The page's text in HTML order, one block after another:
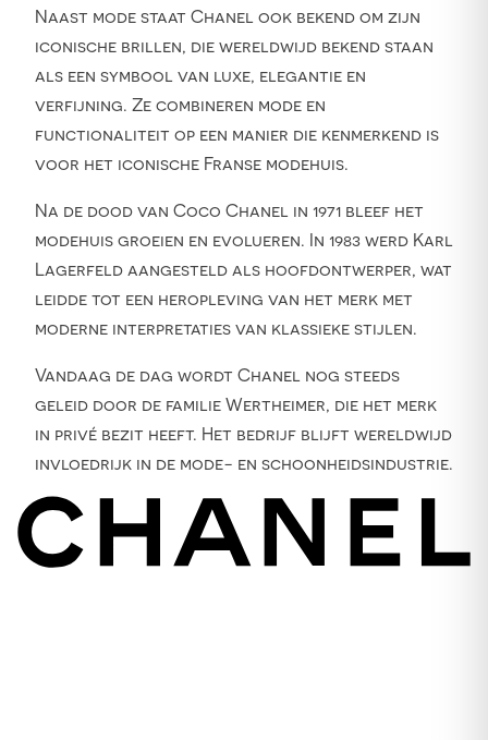
Naast mode staat Chanel ook bekend om zijn
iconische brillen, die wereldwijd bekend staan
als een symbool van luxe, elegantie en
verfijning. Ze combineren mode en
functionaliteit op een manier die kenmerkend is
voor het iconische Franse modehuis.
Na de dood van Coco Chanel in 1971 bleef het
modehuis groeien en evolueren. In 1983 werd Karl
Lagerfeld aangesteld als hoofdontwerper, wat
leidde tot een heropleving van het merk met
moderne interpretaties van klassieke stijlen.
Vandaag de dag wordt Chanel nog steeds
geleid door de familie Wertheimer, die het merk
in privé bezit heeft. Het bedrijf blijft wereldwijd
invloedrijk in de mode- en schoonheidsindustrie.